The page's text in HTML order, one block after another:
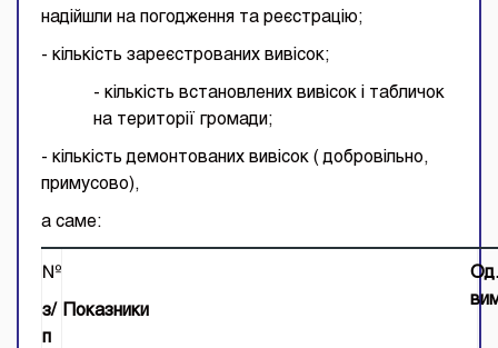
надійшли на погодження та реєстрацію;
- кількість зареєстрованих вивісок;
- кількість встановлених вивісок і табличок
на території громади;
- кількість демонтованих вивісок ( добровільно,
примусово),
а саме:
№
з/
п
Показники